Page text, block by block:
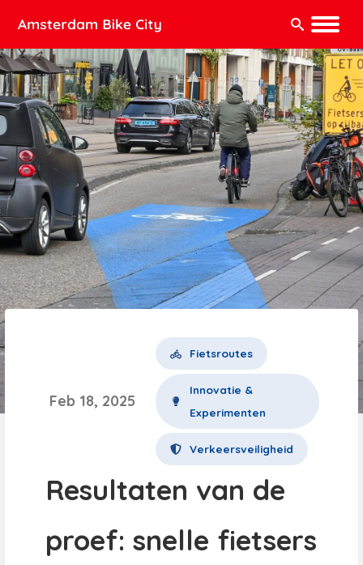
Zoeken:
Feb 18, 2025
Fietsroutes
Innovatie &
Experimenten
Verkeersveiligheid
Resultaten van de
proef: snelle fietsers